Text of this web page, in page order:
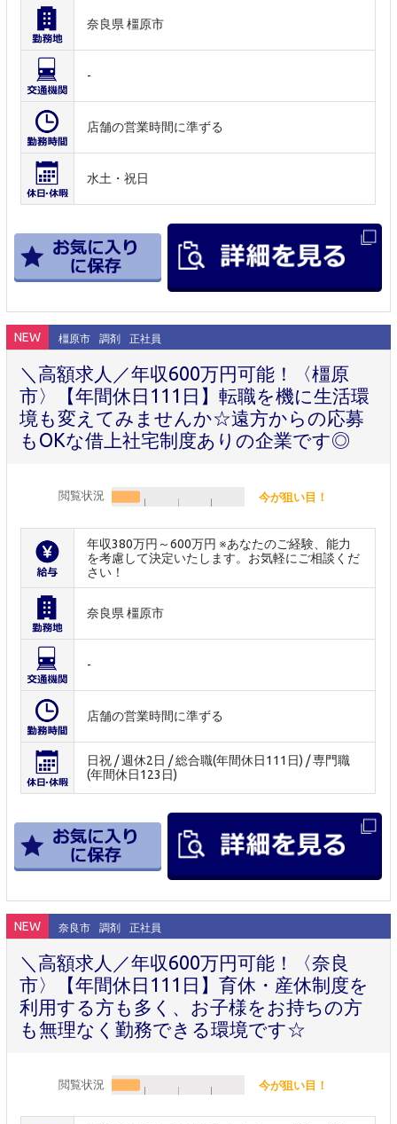
奈良県 橿原市
-
店舗の営業時間に準ずる
水土・祝日
NEW 橿原市 調剤 正社員
＼高額求人／年収600万円可能！〈橿原
市〉【年間休日111日】転職を機に生活環
境も変えてみませんか☆遠方からの応募
もOKな借上社宅制度ありの企業です◎
閲覧状況 今が狙い目！
年収380万円～600万円 ※あなたのご経験、能力
を考慮して決定いたします。お気軽にご相談くだ
さい！
奈良県 橿原市
-
店舗の営業時間に準ずる
日祝 / 週休2日 / 総合職(年間休日111日) / 専門職
(年間休日123日)
NEW 奈良市 調剤 正社員
＼高額求人／年収600万円可能！〈奈良
市〉【年間休日111日】育休・産休制度を
利用する方も多く、お子様をお持ちの方
も無理なく勤務できる環境です☆
閲覧状況 今が狙い目！